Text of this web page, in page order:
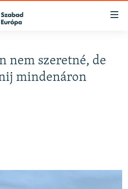
nem szeretné, de
mindenáron